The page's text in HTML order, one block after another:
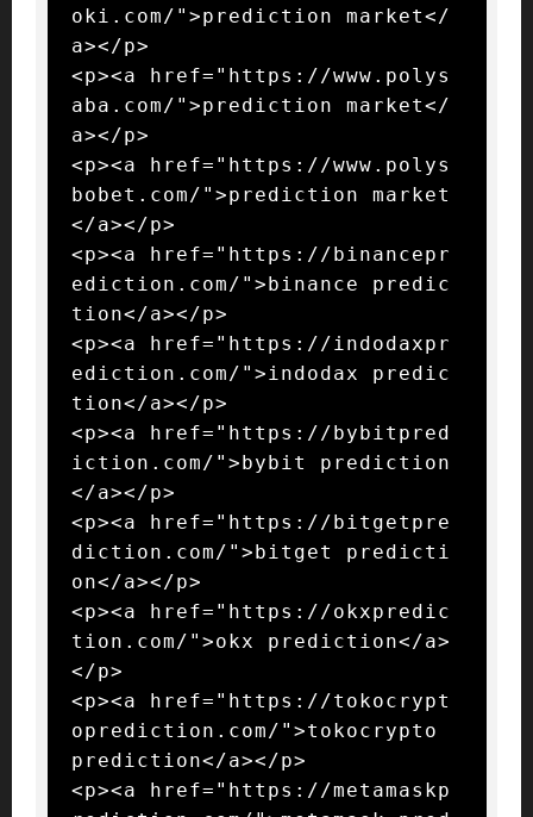
oki.com/">prediction market</
a></p>
<p><a href="https://www.polys
aba.com/">prediction market</
a></p>
<p><a href="https://www.polys
bobet.com/">prediction market
</a></p>
<p><a href="https://binancepr
ediction.com/">binance predic
tion</a></p>
<p><a href="https://indodaxpr
ediction.com/">indodax predic
tion</a></p>
<p><a href="https://bybitpred
iction.com/">bybit prediction
</a></p>
<p><a href="https://bitgetpre
diction.com/">bitget predicti
on</a></p>
<p><a href="https://okxpredic
tion.com/">okx prediction</a>
</p>
<p><a href="https://tokocrypt
oprediction.com/">tokocrypto
prediction</a></p>
<p><a href="https://metamaskp